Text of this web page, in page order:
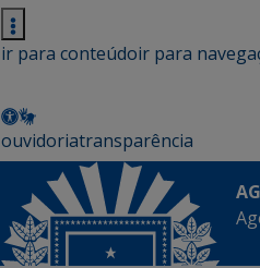
ir para conteúdoir para
ouvidoriatransparência